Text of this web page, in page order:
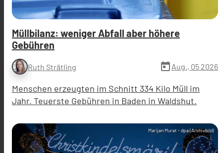
Müllbilanz: weniger Abfall aber höhere
Gebühren
Ruth Strätling today Aug., 05 2026
Menschen erzeugten im Schnitt 334 Kilo Müll im
Jahr. Teuerste Gebühren in Baden in Waldshut.
Marijan Murat - dpa (Archivbild)